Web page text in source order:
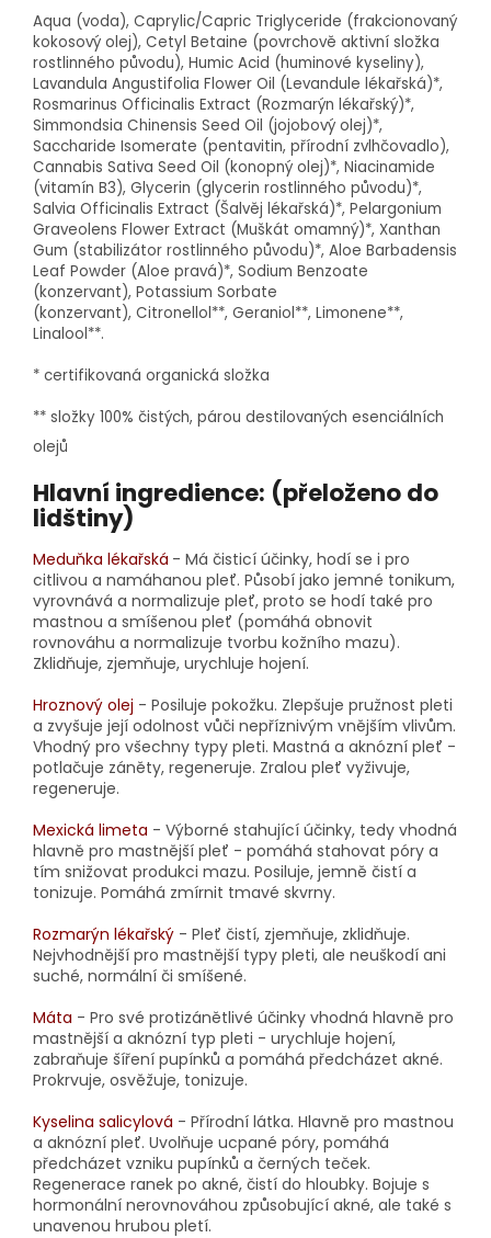
Aqua (voda), Caprylic/Capric Triglyceride (frakcionovaný
kokosový olej), Cetyl Betaine (povrchově aktivní složka
rostlinného původu), Humic Acid (huminové kyseliny),
Lavandula Angustifolia Flower Oil (Levandule lékařská)*,
Rosmarinus Officinalis Extract (Rozmarýn lékařský)*,
Simmondsia Chinensis Seed Oil (jojobový olej)*,
Saccharide Isomerate (pentavitin, přírodní zvlhčovadlo),
Cannabis Sativa Seed Oil (konopný olej)*, Niacinamide
(vitamín B3), Glycerin (glycerin rostlinného původu)*,
Salvia Officinalis Extract (Šalvěj lékařská)*, Pelargonium
Graveolens Flower Extract (Muškát omamný)*, Xanthan
Gum (stabilizátor rostlinného původu)*, Aloe Barbadensis
Leaf Powder (Aloe pravá)*, Sodium Benzoate
(konzervant), Potassium Sorbate
(konzervant), Citronellol**, Geraniol**, Limonene**,
Linalool**.
* certifikovaná organická složka
** složky 100% čistých, párou destilovaných esenciálních
olejů
Hlavní ingredience: (přeloženo do
lidštiny)
Meduňka lékařská - Má čisticí účinky, hodí se i pro
citlivou a namáhanou pleť. Působí jako jemné tonikum,
vyrovnává a normalizuje pleť, proto se hodí také pro
mastnou a smíšenou pleť (pomáhá obnovit
rovnováhu a normalizuje tvorbu kožního mazu).
Zklidňuje, zjemňuje, urychluje hojení.
Hroznový olej - Posiluje pokožku. Zlepšuje pružnost pleti
a zvyšuje její odolnost vůči nepříznivým vnějším vlivům.
Vhodný pro všechny typy pleti. Mastná a aknózní pleť -
potlačuje záněty, regeneruje. Zralou pleť vyživuje,
regeneruje.
Mexická limeta - Výborné stahující účinky, tedy vhodná
hlavně pro mastnější pleť - pomáhá stahovat póry a
tím snižovat produkci mazu. Posiluje, jemně čistí a
tonizuje. Pomáhá zmírnit tmavé skvrny.
Rozmarýn lékařský - Pleť čistí, zjemňuje, zklidňuje.
Nejvhodnější pro mastnější typy pleti, ale neuškodí ani
suché, normální či smíšené.
Máta - Pro své protizánětlivé účinky vhodná hlavně pro
mastnější a aknózní typ pleti - urychluje hojení,
zabraňuje šíření pupínků a pomáhá předcházet akné.
Prokrvuje, osvěžuje, tonizuje.
Kyselina salicylová - Přírodní látka. Hlavně pro mastnou
a aknózní pleť. Uvolňuje ucpané póry, pomáhá
předcházet vzniku pupínků a černých teček.
Regenerace ranek po akné, čistí do hloubky. Bojuje s
hormonální nerovnováhou způsobující akné, ale také s
unavenou hrubou pletí.